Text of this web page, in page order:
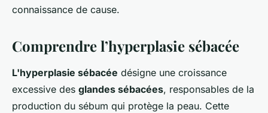
connaissance de cause.
Comprendre l’hyperplasie sébacée
L'hyperplasie sébacée désigne une croissance
excessive des glandes sébacées, responsables de la
production du sébum qui protège la peau. Cette